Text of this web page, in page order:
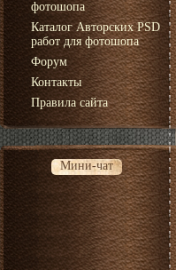
фотошопа
Каталог Авторских PSD
работ для фотошопа
Форум
Контакты
Правила сайта
Мини-чат